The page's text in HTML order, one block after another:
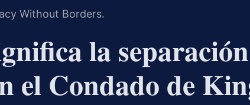
Without Borders.
la
el Condado de